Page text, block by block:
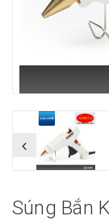
Súng Bắn